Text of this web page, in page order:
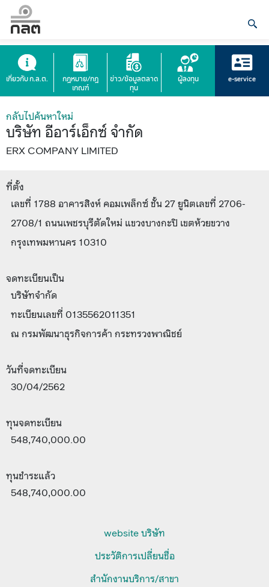
เกี่ยวกับ ก.ล.ต.
กฎหมาย/กฎ
เกณฑ์
ข่าว/ข้อมูลตลาด
ทุน
ผู้ลงทุน e-service
กลับไปค้นหาใหม่
บริษัท อีอาร์เอ็กซ์ จำกัด
ERX COMPANY LIMITED
ที่ตั้ง
เลขที่ 1788 อาคารสิงห์ คอมเพล็กซ์ ชั้น 27 ยูนิตเลขที่ 2706-
2708/1 ถนนเพชรบุรีตัดใหม่ แขวงบางกะปิ เขตห้วยขวาง
กรุงเทพมหานคร 10310
จดทะเบียนเป็น
บริษัทจำกัด
ทะเบียนเลขที่ 0135562011351
ณ กรมพัฒนาธุรกิจการค้า กระทรวงพาณิชย์
วันที่จดทะเบียน
30/04/2562
ทุนจดทะเบียน
548,740,000.00
ทุนชำระแล้ว
548,740,000.00
website บริษัท
ประวัติการเปลี่ยนชื่อ
สำนักงานบริการ/สาขา